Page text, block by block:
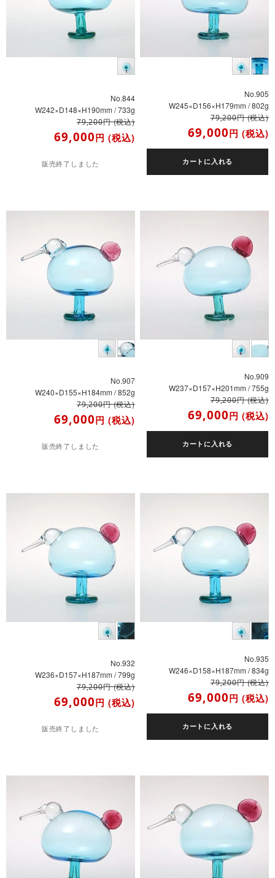
No.844
W242×D148×H190mm / 733g
79,200円(税込)
69,000円 (税込)
販売終了しました
No.905
W245×D156×H179mm / 802g
79,200円(税込)
69,000円 (税込)
カートに入れる
No.907
W240×D155×H184mm / 852g
79,200円(税込)
69,000円 (税込)
販売終了しました
No.909
W237×D157×H201mm / 755g
79,200円(税込)
69,000円 (税込)
カートに入れる
No.932
W236×D157×H187mm / 799g
79,200円(税込)
69,000円 (税込)
販売終了しました
No.935
W246×D158×H187mm / 834g
79,200円(税込)
69,000円 (税込)
カートに入れる